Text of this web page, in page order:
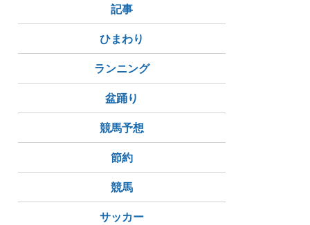
記事
ひまわり
ランニング
盆踊り
競馬予想
節約
競馬
サッカー